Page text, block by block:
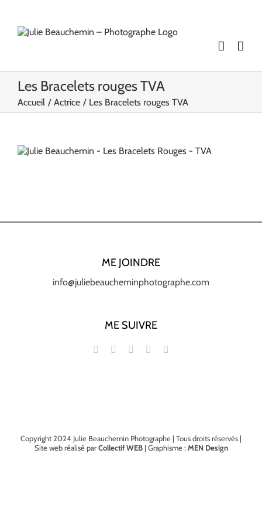
contenu
Les Bracelets rouges TVA
Accueil Actrice Les Bracelets rouges TVA
ME JOINDRE
info@juliebeaucheminphotographe.com
ME SUIVRE
Copyright 2024 Julie Beauchemin Photographe | Tous droits réservés |
Site web réalisé parCollectif WEB| Graphisme : MEN Design